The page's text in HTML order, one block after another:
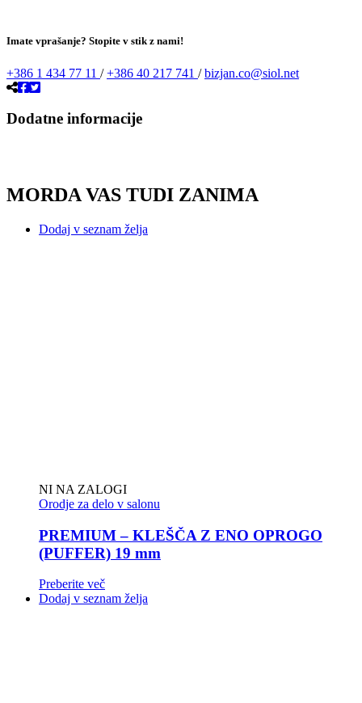
Imate vprašanje? Stopite v stik z nami!
+386 1 434 77 11 /+386 40 217 741 /bizjan.co@siol.net
Dodatne informacije
MORDA VAS TUDI ZANIMA
Dodaj v seznam želja
NI NA ZALOGI
Orodje za delo v salonu
PREMIUM – KLEŠČA Z ENO OPROGO
(PUFFER) 19 mm
Preberite več
Dodaj v seznam želja